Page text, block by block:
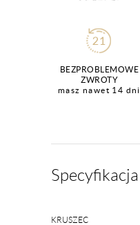
BEZPROBLEMOWE
ZWROTY
masz nawet 14 dni
Specyfikacja
KRUSZEC